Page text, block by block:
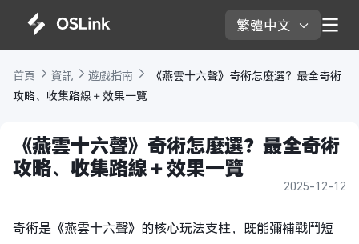
繁體中文
首頁 資訊 遊戲指南
《燕雲十六聲》奇術怎麼選？最全奇術
攻略、收集路線＋效果一覽
《燕雲十六聲》奇術怎麼選？最全奇術
攻略、收集路線＋效果一覽
2025-12-12
奇術是《燕雲十六聲》的核心玩法支柱，既能彌補戰鬥短